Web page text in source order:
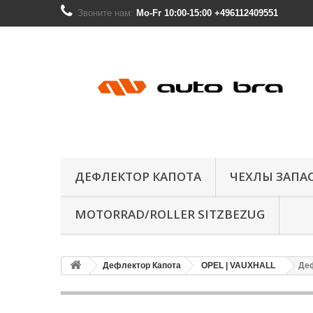
Звоните нам: Mo-Fr 10:00-15:00 +496112409551
ДЕФЛЕКТОР КАПОТА ЧЕХЛЫ
MOTORRAD/ROLLER SITZBEZUG
Дефлектор Капота OPEL | VAUXHALL